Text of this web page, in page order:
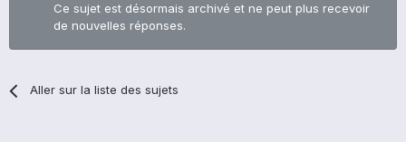
Ce sujet est désormais archivé et ne peut plus recevoir
de nouvelles réponses.
Aller sur la liste des sujets